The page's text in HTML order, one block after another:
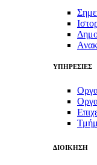
ΥΠΗΡΕΣΙΕΣ
ΔΙΟΙΚΗΣΗ